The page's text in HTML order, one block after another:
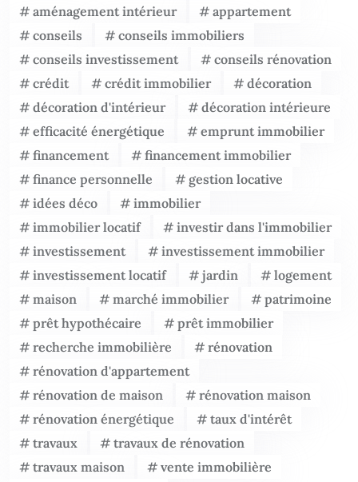
aménagement intérieur
appartement
conseils
conseils immobiliers
conseils investissement
conseils rénovation
crédit
crédit immobilier
décoration
décoration d'intérieur
décoration intérieure
efficacité énergétique
emprunt immobilier
financement
financement immobilier
finance personnelle
gestion locative
idées déco
immobilier
immobilier locatif
investir dans l'immobilier
investissement
investissement immobilier
investissement locatif
jardin
logement
maison
marché immobilier
patrimoine
prêt hypothécaire
prêt immobilier
recherche immobilière
rénovation
rénovation d'appartement
rénovation de maison
rénovation maison
rénovation énergétique
taux d'intérêt
travaux
travaux de rénovation
travaux maison
vente immobilière